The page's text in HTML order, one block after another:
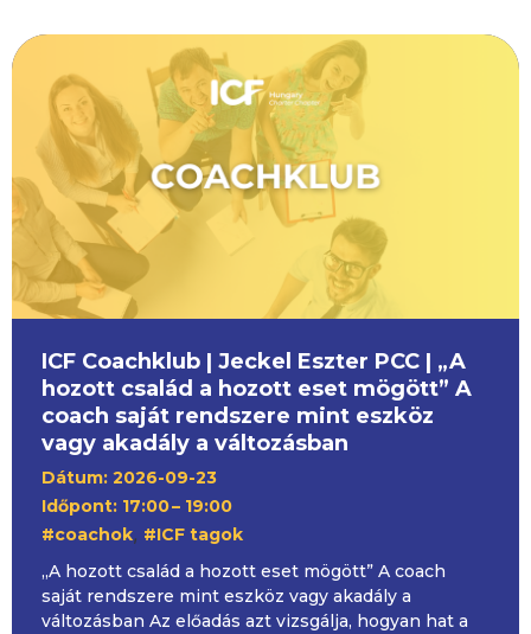
ICF Coachklub | Jeckel Eszter PCC | „A
hozott család a hozott eset mögött” A
coach saját rendszere mint eszköz
vagy akadály a változásban
Dátum: 2026-09-23
Időpont: 17:00– 19:00
#coachok, #ICF tagok
„A hozott család a hozott eset mögött” A coach
saját rendszere mint eszköz vagy akadály a
változásban Az előadás azt vizsgálja, hogyan hat a